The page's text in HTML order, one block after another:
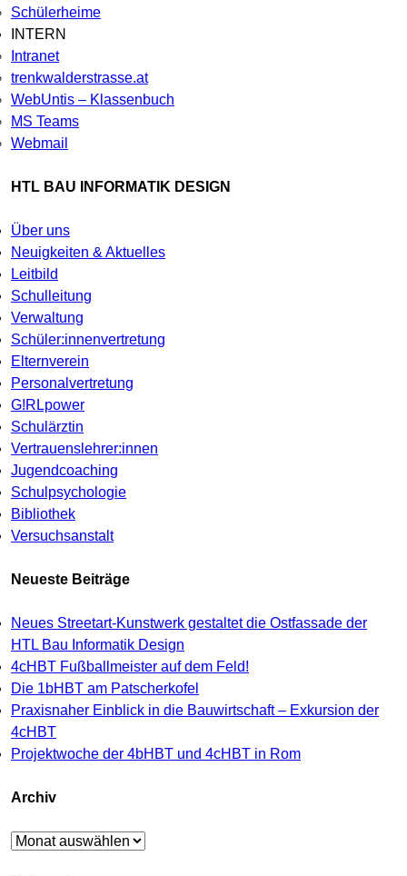
Schülerheime
INTERN
Intranet
trenkwalderstrasse.at
WebUntis – Klassenbuch
MS Teams
Webmail
HTL BAU INFORMATIK DESIGN
Über uns
Neuigkeiten & Aktuelles
Leitbild
Schulleitung
Verwaltung
Schüler:innenvertretung
Elternverein
Personalvertretung
G!RLpower
Schulärztin
Vertrauenslehrer:innen
Jugendcoaching
Schulpsychologie
Bibliothek
Versuchsanstalt
Neueste Beiträge
Neues Streetart-Kunstwerk gestaltet die Ostfassade der
HTL Bau Informatik Design
4cHBT Fußballmeister auf dem Feld!
Die 1bHBT am Patscherkofel
Praxisnaher Einblick in die Bauwirtschaft – Exkursion der
4cHBT
Projektwoche der 4bHBT und 4cHBT in Rom
Archiv
Archiv